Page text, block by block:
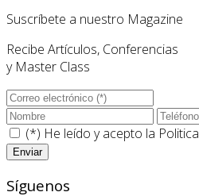
Suscríbete a nuestro Magazine
Recibe Artículos, Conferencias
y Master Class
(*) He leído y acepto la
Síguenos